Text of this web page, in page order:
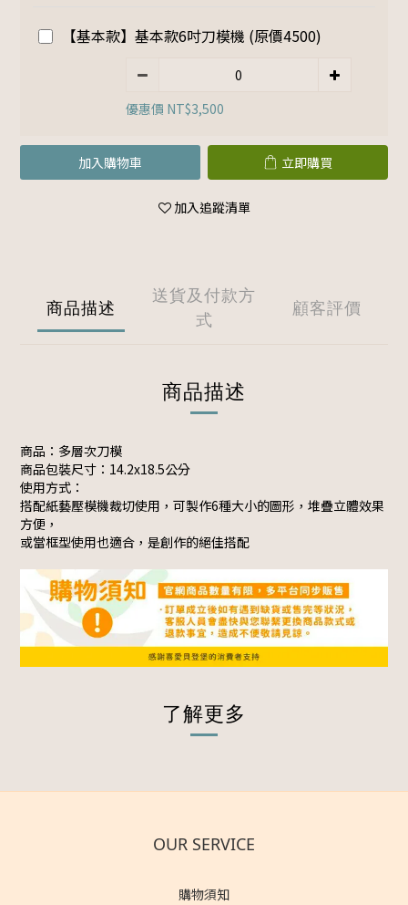
【基本款】基本款6吋刀模機 (原價4500)
優惠價 NT$3,500
加入購物車 立即購買
加入追蹤清單
商品描述
送貨及付款方
式
顧客評價
商品描述
商品：多層次刀模
商品包裝尺寸：14.2x18.5公分
使用方式：
搭配紙藝壓模機裁切使用，可製作6種大小的圖形，堆疊立體效果
方便，
或當框型使用也適合，是創作的絕佳搭配
了解更多
OUR SERVICE
購物須知